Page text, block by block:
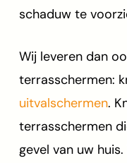
schaduw te
Wij leveren dan
terrasschermen:
uitvalschermen.
terrasschermen
gevel van uw